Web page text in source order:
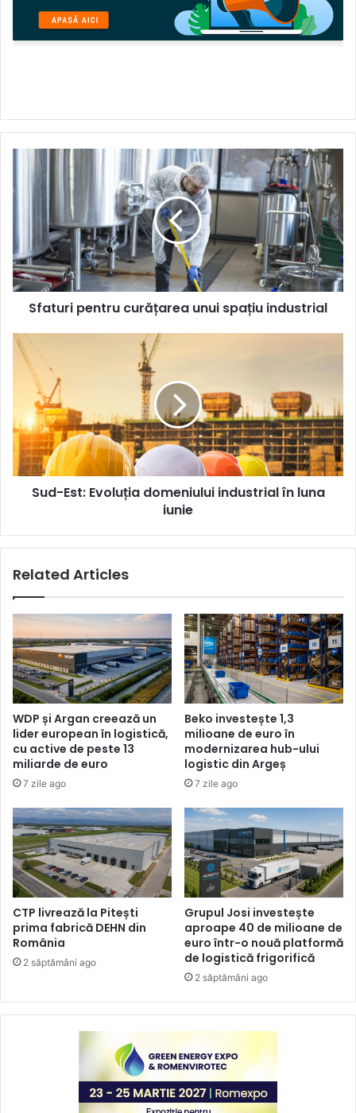
pentru
curățarea
spațiu
industrial
Sfaturi pentru curățarea unui spațiu industrial
Sud-
Est:
Evoluția
domeniului
industrial
în
luna
iunie
Sud-Est: Evoluția domeniului industrial în luna
iunie
Related Articles
WDP și Argan creează un
lider european în logistică,
cu active de peste 13
miliarde de euro
7 zile ago
Beko investește 1,3
milioane de euro în
modernizarea hub-ului
logistic din Argeș
7 zile ago
CTP livrează la Pitești
prima fabrică DEHN din
România
2 săptămâni ago
Grupul Josi investește
aproape 40 de milioane de
euro într-o nouă platformă
de logistică frigorifică
2 săptămâni ago